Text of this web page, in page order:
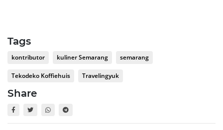
Tags
kontributor kuliner Semarang semarang
Tekodeko Koffiehuis Travelingyuk
Share